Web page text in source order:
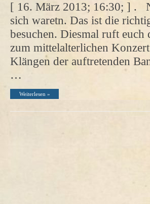
[ 16. März 2013; 16:30; ] .
sich waretn. Das ist die
besuchen. Diesmal ruft
zum mittelalterlichen
Klängen der auftretenden
…
Weiterlesen »